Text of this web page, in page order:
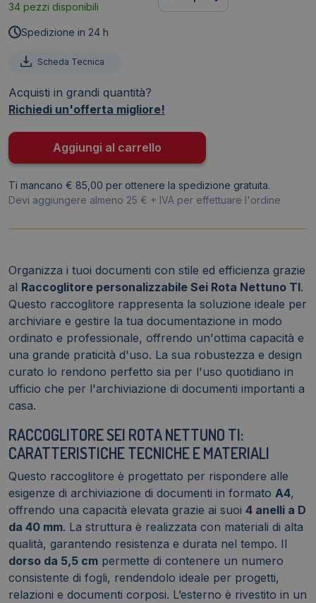
34 pezzi disponibili
personalizzabile
TI
Dorso
5,5
cm
-
anelli
quantità
Spedizione in 24 h
Scheda Tecnica
Acquisti in grandi quantità?
Richiedi un'offerta migliore!
Aggiungi al carrello
Ti mancano € 85,00 per ottenere la spedizione gratuita.
Devi aggiungere almeno 25 € + IVA per effettuare l'ordine
Organizza i tuoi documenti con stile ed efficienza grazie
al Raccoglitore personalizzabile Sei Rota Nettuno TI.
Questo raccoglitore rappresenta la soluzione ideale per
archiviare e gestire la tua documentazione in modo
ordinato e professionale, offrendo un'ottima capacità e
una grande praticità d'uso. La sua robustezza e design
curato lo rendono perfetto sia per l'uso quotidiano in
ufficio che per l'archiviazione di documenti importanti a
casa.
RACCOGLITORE SEI ROTA NETTUNO TI:
CARATTERISTICHE TECNICHE E MATERIALI
Questo raccoglitore è progettato per rispondere alle
esigenze di archiviazione di documenti in formato A4,
offrendo una capacità elevata grazie ai suoi 4 anelli a D
da 40 mm. La struttura è realizzata con materiali di alta
qualità, garantendo resistenza e durata nel tempo. Il
dorso da 5,5 cm permette di contenere un numero
consistente di fogli, rendendolo ideale per progetti,
relazioni e documenti corposi. L’esterno è rivestito in un